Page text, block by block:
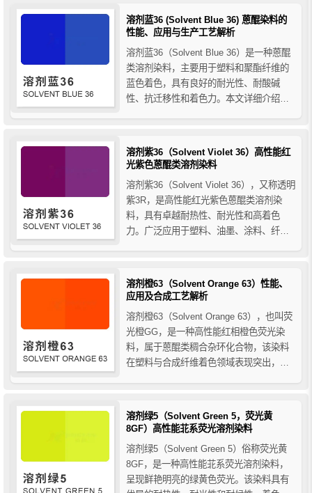
用参考。
溶剂蓝36 (Solvent Blue 36) 蒽醌染料的
性能、应用与生产工艺解析
溶剂蓝36（Solvent Blue 36）是一种蒽醌
类溶剂染料，主要用于塑料和聚酯纤维的
蓝色着色，具有良好的耐光性、耐酸碱
性、抗迁移性和着色力。本文详细介绍溶
溶剂紫36（Solvent Violet 36）高性能红
光紫色蒽醌类溶剂染料
溶剂紫36（Solvent Violet 36），又称透明
紫3R，是高性能红光紫色蒽醌类溶剂染
料，具有卓越耐热性、耐光性和高着色
力。广泛应用于塑料、油墨、涂料、纤维
溶剂橙63（Solvent Orange 63）性能、
应用及合成工艺解析
溶剂橙63（Solvent Orange 63），也叫荧
光橙GG，是一种高性能红相橙色荧光染
料，属于蒽醌类稠合杂环化合物，该染料
在塑料与合成纤维着色领域表现突出，具
合成工艺及应用优势。
溶剂绿5（Solvent Green 5，荧光黄
8GF）高性能苝系荧光溶剂染料
溶剂绿5（Solvent Green 5）俗称荧光黄
8GF，是一种高性能苝系荧光溶剂染料，
呈现鲜艳明亮的绿黄色荧光。该染料具有